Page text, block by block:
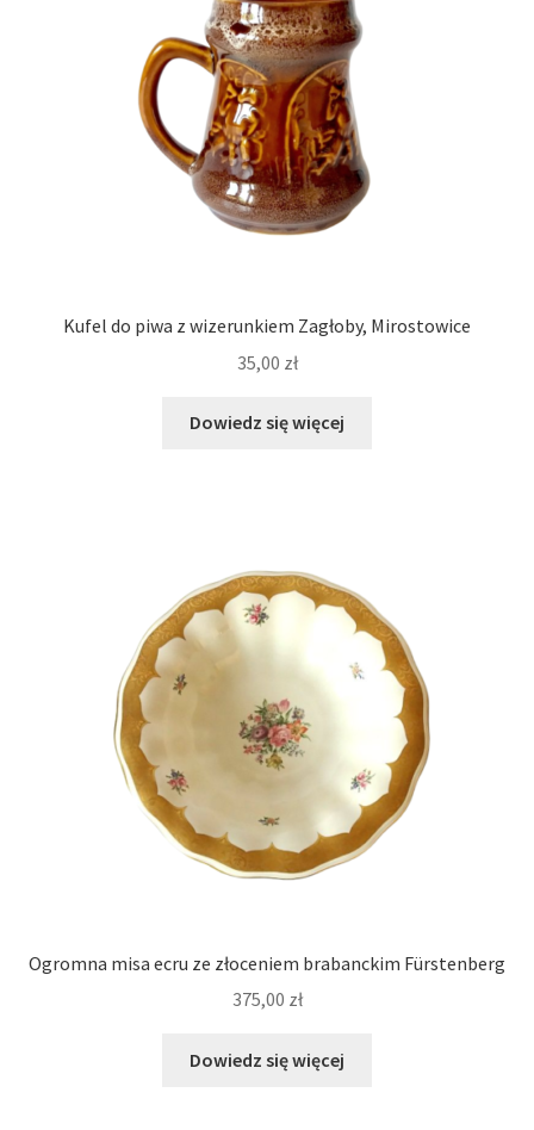
Kufel do piwa z wizerunkiem Zagłoby, Mirostowice
35,00 zł
Dowiedz się więcej
Ogromna misa ecru ze złoceniem brabanckim Fürstenberg
375,00 zł
Dowiedz się więcej